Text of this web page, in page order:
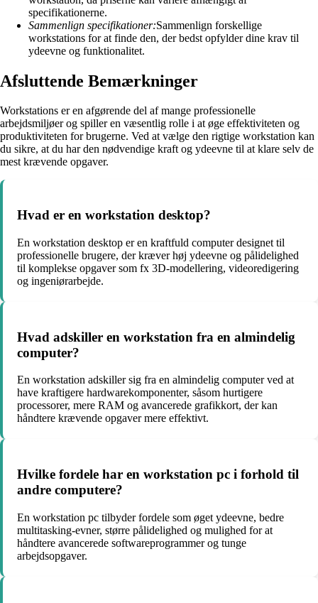
specifikationerne.
Sammenlign specifikationer:Sammenlign forskellige
workstations for at finde den, der bedst opfylder dine krav til
ydeevne og funktionalitet.
Afsluttende Bemærkninger
Workstations er en afgørende del af mange professionelle
arbejdsmiljøer og spiller en væsentlig rolle i at øge effektiviteten og
produktiviteten for brugerne. Ved at vælge den rigtige workstation kan
du sikre, at du har den nødvendige kraft og ydeevne til at klare selv de
mest krævende opgaver.
Hvad er en workstation desktop?
En workstation desktop er en kraftfuld computer designet til
professionelle brugere, der kræver høj ydeevne og pålidelighed
til komplekse opgaver som fx 3D-modellering, videoredigering
og ingeniørarbejde.
Hvad adskiller en workstation fra en almindelig
computer?
En workstation adskiller sig fra en almindelig computer ved at
have kraftigere hardwarekomponenter, såsom hurtigere
processorer, mere RAM og avancerede grafikkort, der kan
håndtere krævende opgaver mere effektivt.
Hvilke fordele har en workstation pc i forhold til
andre computere?
En workstation pc tilbyder fordele som øget ydeevne, bedre
multitasking-evner, større pålidelighed og mulighed for at
håndtere avancerede softwareprogrammer og tunge
arbejdsopgaver.